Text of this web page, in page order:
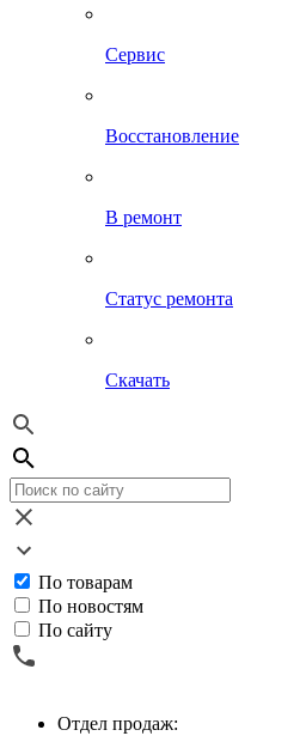
Сервис
Восстановление
В ремонт
Статус ремонта
Скачать
По товарам
По новостям
По сайту
Отдел продаж: